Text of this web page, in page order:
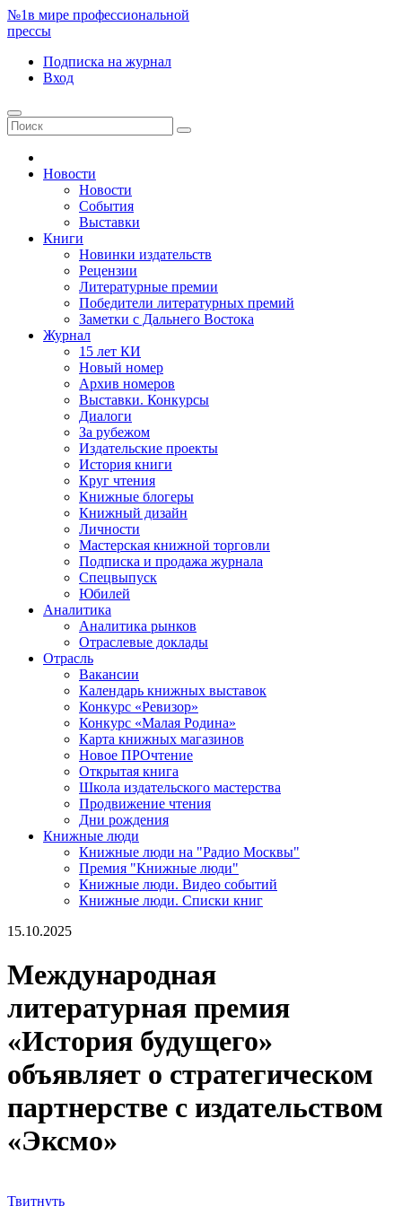
№1в мире профессиональной
прессы
Подписка на журнал
Вход
Новости
Новости
События
Выставки
Книги
Новинки издательств
Рецензии
Литературные премии
Победители литературных премий
Заметки с Дальнего Востока
Журнал
15 лет КИ
Новый номер
Архив номеров
Выставки. Конкурсы
Диалоги
За рубежом
Издательские проекты
История книги
Круг чтения
Книжные блогеры
Книжный дизайн
Личности
Мастерская книжной торговли
Подписка и продажа журнала
Спецвыпуск
Юбилей
Аналитика
Аналитика рынков
Отраслевые доклады
Отрасль
Вакансии
Календарь книжных выставок
Конкурс «Ревизор»
Конкурс «Малая Родина»
Карта книжных магазинов
Новое ПРОчтение
Открытая книга
Школа издательского мастерства
Продвижение чтения
Дни рождения
Книжные люди
Книжные люди на "Радио Москвы"
Премия "Книжные люди"
Книжные люди. Видео событий
Книжные люди. Списки книг
15.10.2025
Международная
литературная премия
«История будущего»
объявляет о стратегическом
партнерстве с издательством
«Эксмо»
Твитнуть